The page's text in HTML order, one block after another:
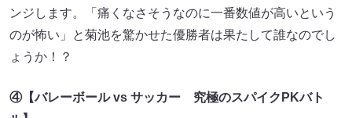
ンジします。「痛くなさそうなのに一番数値が高いという
のが怖い」と菊池を驚かせた優勝者は果たして誰なのでし
ょうか！？
④【バレーボール vs サッカー 究極のスパイクPKバト